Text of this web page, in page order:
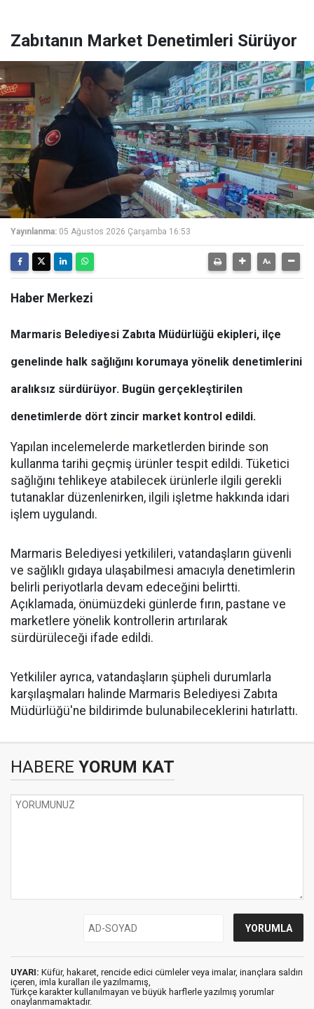
Zabıtanın Market Denetimleri Sürüyor
Yayınlanma: 05 Ağustos 2026 Çarşamba 16:53
Haber Merkezi
Marmaris Belediyesi Zabıta Müdürlüğü ekipleri, ilçe
genelinde halk sağlığını korumaya yönelik denetimlerini
aralıksız sürdürüyor. Bugün gerçekleştirilen
denetimlerde dört zincir market kontrol edildi.
Yapılan incelemelerde marketlerden birinde son
kullanma tarihi geçmiş ürünler tespit edildi. Tüketici
sağlığını tehlikeye atabilecek ürünlerle ilgili gerekli
tutanaklar düzenlenirken, ilgili işletme hakkında idari
işlem uygulandı.
Marmaris Belediyesi yetkilileri, vatandaşların güvenli
ve sağlıklı gıdaya ulaşabilmesi amacıyla denetimlerin
belirli periyotlarla devam edeceğini belirtti.
Açıklamada, önümüzdeki günlerde fırın, pastane ve
marketlere yönelik kontrollerin artırılarak
sürdürüleceği ifade edildi.
Yetkililer ayrıca, vatandaşların şüpheli durumlarla
karşılaşmaları halinde Marmaris Belediyesi Zabıta
Müdürlüğü'ne bildirimde bulunabileceklerini hatırlattı.
HABERE YORUM KAT
UYARI: Küfür, hakaret, rencide edici cümleler veya imalar, inançlara saldırı
içeren, imla kuralları ile yazılmamış,
Türkçe karakter kullanılmayan ve büyük harflerle yazılmış yorumlar
onaylanmamaktadır.